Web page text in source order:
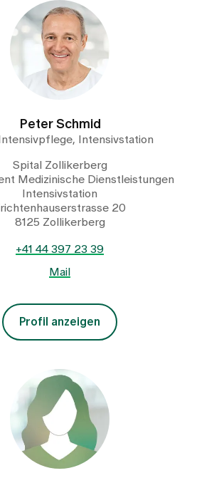
Peter Schmid
Intensivstation
Spital Zollikerberg
Medizinische Dienstleistungen
Intensivstation
20
8125 Zollikerberg
+41 44 397 23 39
Mail
Profil anzeigen